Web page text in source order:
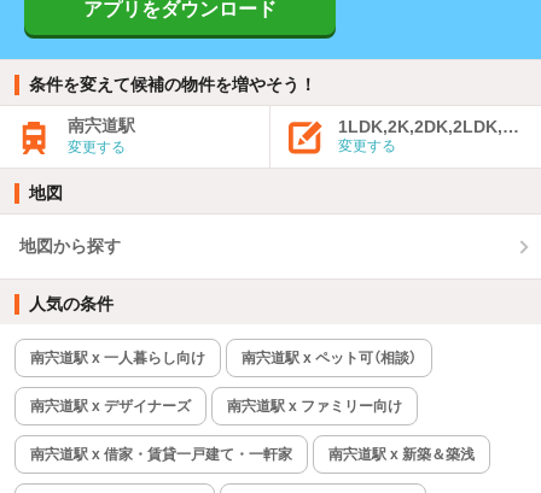
アプリをダウンロード
条件を変えて候補の物件を増やそう！
南宍道駅
変更する 変更する
地図
地図から探す
人気の条件
南宍道駅 x 一人暮らし向け 南宍道駅 x ペット可（相談）
南宍道駅 x デザイナーズ 南宍道駅 x ファミリー向け
南宍道駅 x 借家・賃貸一戸建て・一軒家 南宍道駅 x 新築＆築浅